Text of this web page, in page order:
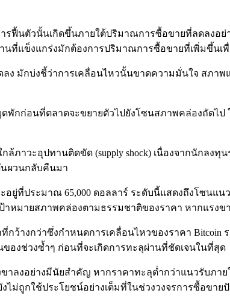
รฟื้นตัวนั้นเกิดขึ้นภายใต้ปริมาณการซื้อขายที่ลดลงอ
แข็งแกร่งมักต้องการปริมาณการซื้อขายที่เพิ่มขึ้นเ
มักบ่งชี้ว่าการเคลื่อนไหวนั้นขาดความมั่นใจ สภา
พักก่อนที่ตลาดจะขยายตัวไปยังโซนสภาพคล่องถัดไ
กล้ภาวะอุปทานติดขัด (supply shock) เนื่องจากนักล
นผวนกลับคืนมา
ยู่ที่ประมาณ 65,000 ดอลลาร์ ระดับนี้แสดงถึงโซนแ
หมายสภาพคล่องตามธรรมชาติของราคา หากแรงข
ว้างกว่าซึ่งกำหนดการเคลื่อนไหวของราคา Bitcoin
องช่วงซ้ำๆ ก่อนที่จะเกิดการทะลุผ่านที่ชัดเจนในที่สุด
ขาลงอย่างมีนัยสำคัญ หากราคาทะลุต่ำกว่าแนวรับภ
ไม่ถูกใช้ประโยชน์อย่างเต็มที่ในช่วงวงจรการซื้อขาย